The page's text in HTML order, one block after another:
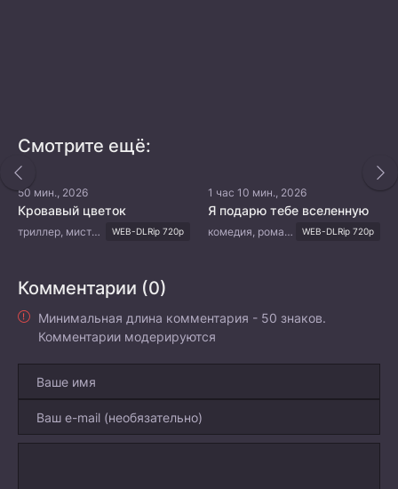
Смотрите ещё:
50 мин., 2026
Кровавый цветок
триллер, мистика, психология, криминал WEB-DLRip 720p
1 час 10 мин., 2026
Я подарю тебе вселенную
комедия, романтика, драма, семейный WEB-DLRip 720p
Комментарии (0)
Минимальная длина комментария - 50 знаков.
Комментарии модерируются